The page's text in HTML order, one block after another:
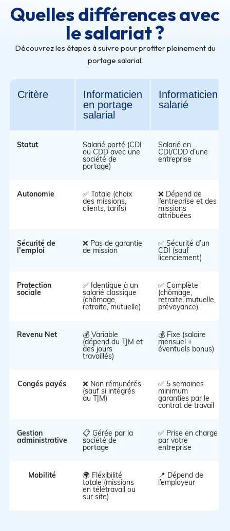
Quelles différences avec
le salariat ?
Découvrez les étapes à suivre pour profiter pleinement du
portage salarial.
Critère
Informaticien
en portage
salarial
Informaticien
salarié
Statut Salarié porté (CDI
ou CDD avec une
société de
portage)
Salarié en
CDI/CDD d’une
entreprise
Autonomie ✅ Totale (choix
des missions,
clients, tarifs)
❌ Dépend de
l’entreprise et des
missions
attribuées
Sécurité de
l’emploi
❌ Pas de garantie
de mission
✅ Sécurité d’un
CDI (sauf
licenciement)
Protection
sociale
✅ Identique à un
salarié classique
(chômage,
retraite, mutuelle)
✅ Complète
(chômage,
retraite, mutuelle,
prévoyance)
Revenu Net 💰 Variable
(dépend du TJM et
des jours
travaillés)
💰 Fixe (salaire
mensuel +
éventuels bonus)
Congés payés ❌ Non rémunérés
(sauf si intégrés
au TJM)
✅ 5 semaines
minimum
garanties par le
contrat de travail
Gestion
administrative
📋 Gérée par la
société de
portage
✅ Prise en charge
par votre
entreprise
Mobilité 🌍 Fléxibilité
totale (missions
en télétravail ou
sur site)
📍 Dépend de
l’employeur